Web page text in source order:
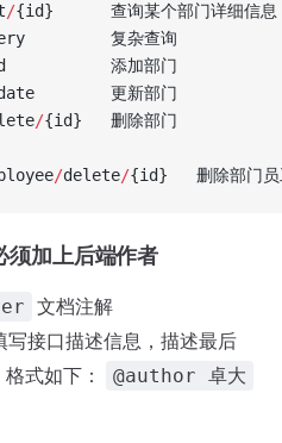
/{id}
      查询某个部门详细信息
复杂查询
添加部门
更新部门
/{id}
   删除部门
/delete/{id}
删除部门
加上后端作者
文档注解
写接口描述信息，描述最后
式如下：
@author 卓大